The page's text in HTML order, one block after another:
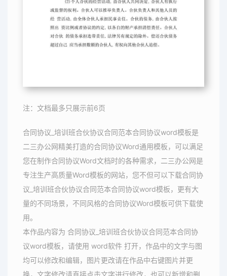
注：文档最多只展示前6页
合同协议_培训班合伙协议合同范本合同协议word模板是
二三办公网精美打造的合同协议Word通用模板，可以满足
您在制作合同协议Word文档时的各种需求，二三办公网是
专注生产高质量Word模板的网站，您不但可以下载合同协
议_培训班合伙协议合同范本合同协议word模板，更有大
量的不同场景，不同风格的合同协议Word模板可供下载使
用。
本作品内容为 合同协议_培训班合伙协议合同范本合同协
议word模板，请使用 word软件 打开，作品中的文字与图
均可以修改和编辑，图片更改请在作品中右键图片并更
换，文字修改请直接点击文字进行修改，也可以新增和删